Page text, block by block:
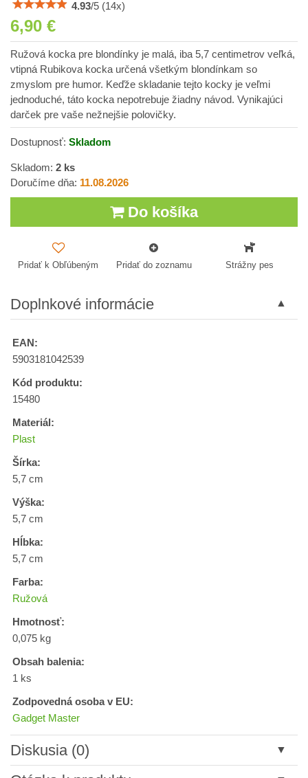
4.93/5 (14x)
6,90 €
Ružová kocka pre blondínky je malá, iba 5,7 centimetrov veľká,
vtipná Rubikova kocka určená všetkým blondínkam so
zmyslom pre humor. Keďže skladanie tejto kocky je veľmi
jednoduché, táto kocka nepotrebuje žiadny návod. Vynikajúci
darček pre vaše nežnejšie polovičky.
Dostupnosť: Skladom
Skladom: 2 ks
Doručíme dňa: 11.08.2026
Do košíka
Pridať k Obľúbeným Pridať do zoznamu Strážny pes
Doplnkové informácie
EAN:
5903181042539
Kód produktu:
15480
Materiál:
Plast
Šírka:
5,7 cm
Výška:
5,7 cm
Hĺbka:
5,7 cm
Farba:
Ružová
Hmotnosť:
0,075 kg
Obsah balenia:
1 ks
Zodpovedná osoba v EU:
Gadget Master
Diskusia (0)